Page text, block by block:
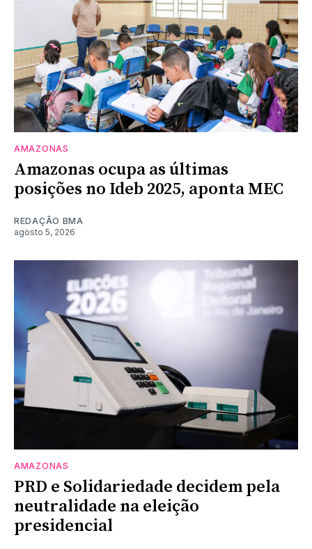
AMAZONAS
Amazonas ocupa as últimas
posições no Ideb 2025, aponta MEC
REDAÇÃO BMA
agosto 5, 2026
AMAZONAS
PRD e Solidariedade decidem pela
neutralidade na eleição
presidencial